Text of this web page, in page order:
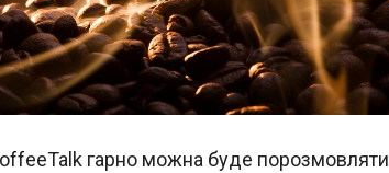
гарно можна буде порозмовляти